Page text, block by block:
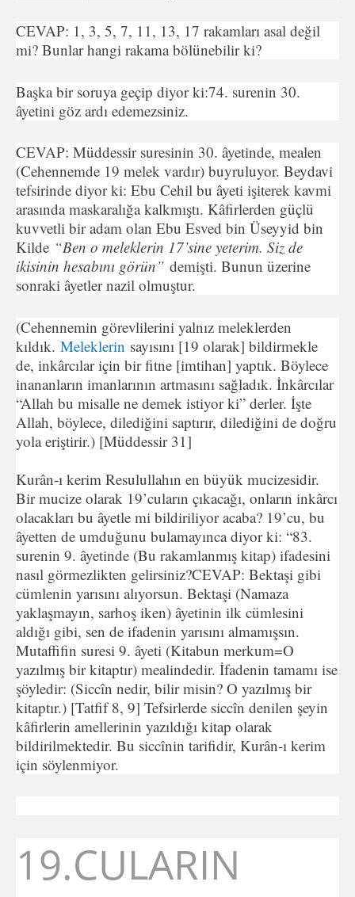
CEVAP: 1, 3, 5, 7, 11, 13, 17 rakamları asal değil
mi? Bunlar hangi rakama bölünebilir ki?
Başka bir soruya geçip diyor ki:74. surenin 30.
âyetini göz ardı edemezsiniz.
CEVAP: Müddessir suresinin 30. âyetinde, mealen
(Cehennemde 19 melek vardır) buyruluyor. Beydavi
tefsirinde diyor ki: Ebu Cehil bu âyeti işiterek kavmi
arasında maskaralığa kalkmıştı. Kâfirlerden güçlü
kuvvetli bir adam olan Ebu Esved bin Üseyyid bin
Kilde “Ben o meleklerin 17’sine yeterim. Siz de
ikisinin hesabını görün” demişti. Bunun üzerine
sonraki âyetler nazil olmuştur.
(Cehennemin görevlilerini yalnız meleklerden
kıldık. Meleklerin sayısını [19 olarak] bildirmekle
de, inkârcılar için bir fitne [imtihan] yaptık. Böylece
inananların imanlarının artmasını sağladık. İnkârcılar
“Allah bu misalle ne demek istiyor ki” derler. İşte
Allah, böylece, dilediğini saptırır, dilediğini de doğru
yola eriştirir.) [Müddessir 31]
Kurân-ı kerim Resulullahın en büyük mucizesidir.
Bir mucize olarak 19’cuların çıkacağı, onların inkârcı
olacakları bu âyetle mi bildiriliyor acaba? 19’cu, bu
âyetten de umduğunu bulamayınca diyor ki: “83.
surenin 9. âyetinde (Bu rakamlanmış kitap) ifadesini
nasıl görmezlikten gelirsiniz?CEVAP: Bektaşi gibi
cümlenin yarısını alıyorsun. Bektaşi (Namaza
yaklaşmayın, sarhoş iken) âyetinin ilk cümlesini
aldığı gibi, sen de ifadenin yarısını almamışsın.
Mutaffifin suresi 9. âyeti (Kitabun merkum=O
yazılmış bir kitaptır) mealindedir. İfadenin tamamı ise
şöyledir: (Siccîn nedir, bilir misin? O yazılmış bir
kitaptır.) [Tatfif 8, 9] Tefsirlerde siccîn denilen şeyin
kâfirlerin amellerinin yazıldığı kitap olarak
bildirilmektedir. Bu siccînin tarifidir, Kurân-ı kerim
için söylenmiyor.
19.CULARIN